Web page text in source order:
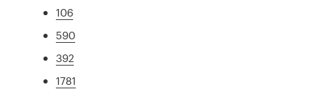
106
590
392
1781